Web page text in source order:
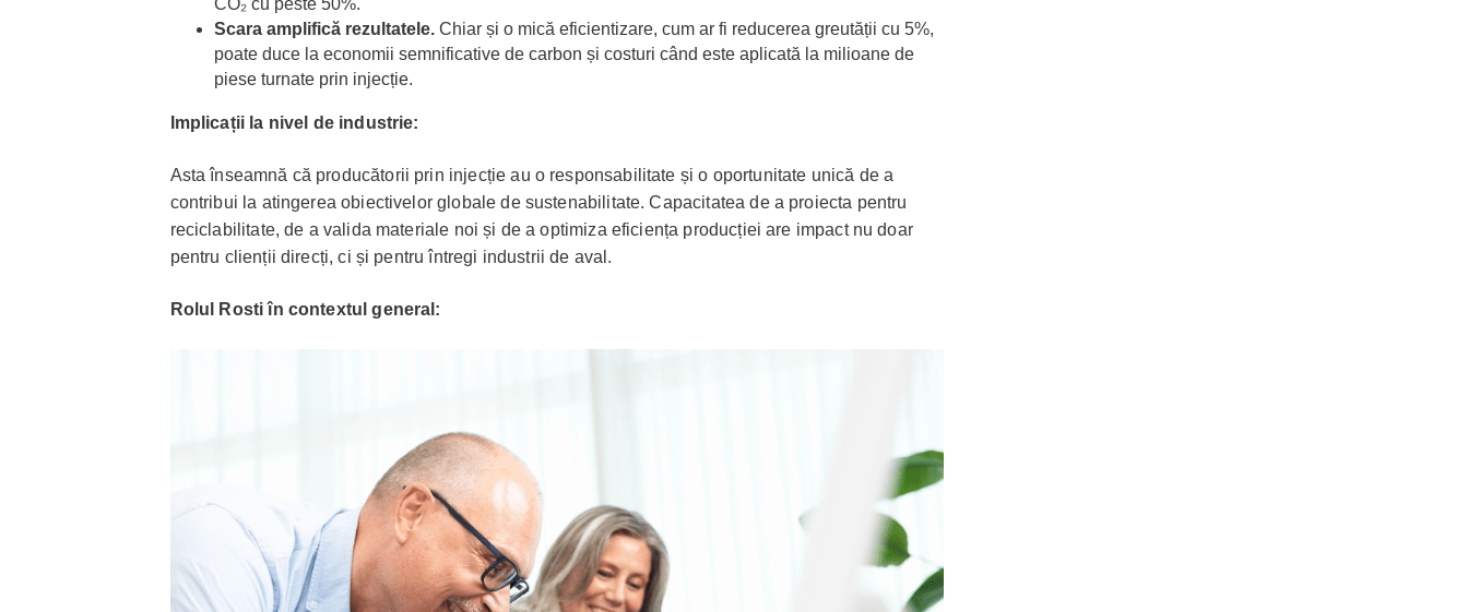
CO₂ cu peste 50%.
Scara amplifică rezultatele.Chiar și o mică eficientizare, cum ar fi reducerea greutății cu 5%,
poate duce la economii semnificative de carbon și costuri când este aplicată la milioane de
piese turnate prin injecție.
Implicații la nivel de industrie:
Asta înseamnă că producătorii prin injecție au o responsabilitate și o oportunitate unică de a
contribui la atingerea obiectivelor globale de sustenabilitate. Capacitatea de a proiecta pentru
reciclabilitate, de a valida materiale noi și de a optimiza eficiența producției are impact nu doar
pentru clienții direcți, ci și pentru întregi industrii de aval.
Rolul Rosti în contextul general: